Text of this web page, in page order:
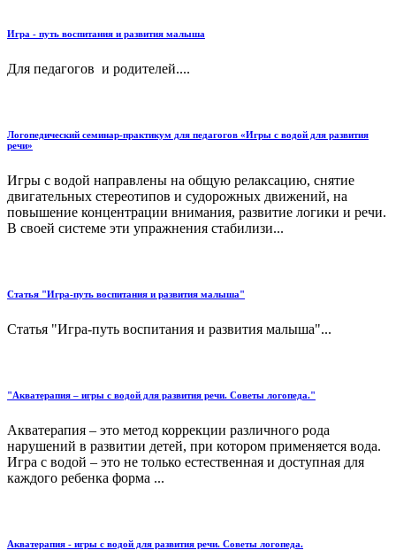
Игра - путь воспитания и развития малыша
Для педагогов и родителей....
Логопедический семинар-практикум для педагогов «Игры с водой для развития
речи»
Игры с водой направлены на общую релаксацию, снятие
двигательных стереотипов и судорожных движений, на
повышение концентрации внимания, развитие логики и речи.
В своей системе эти упражнения стабилизи...
Статья "Игра-путь воспитания и развития малыша"
Статья "Игра-путь воспитания и развития малыша"...
"Акватерапия – игры с водой для развития речи. Советы логопеда."
Акватерапия – это метод коррекции различного рода
нарушений в развитии детей, при котором применяется вода.
Игра с водой – это не только естественная и доступная для
каждого ребенка форма ...
Акватерапия - игры с водой для развития речи. Советы логопеда.